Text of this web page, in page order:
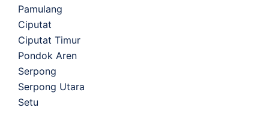
Pamulang
Ciputat
Ciputat Timur
Pondok Aren
Serpong
Serpong Utara
Setu